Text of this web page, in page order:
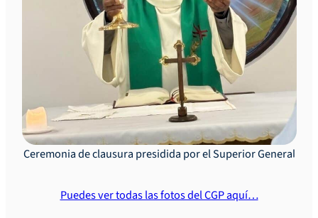
Ceremonia de clausura presidida por el Superior General
Puedes ver todas las fotos del CGP aquí…